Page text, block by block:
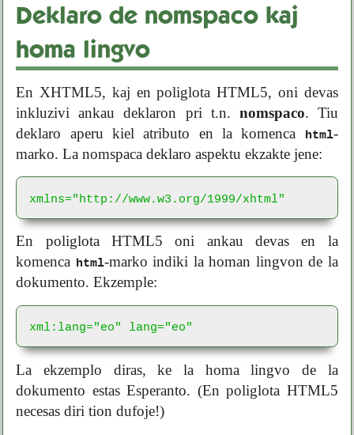
Deklaro de nomspaco kaj
homa lingvo
En XHTML5, kaj en poliglota HTML5, oni devas
inkluzivi ankau deklaron pri t.n. nomspaco. Tiu
deklaro aperu kiel atributo en la komenca
html-
marko. La nomspaca deklaro aspektu ekzakte jene:
xmlns="http://www.w3.org/1999/xhtml"
En poliglota HTML5 oni ankau devas en la
komenca html-marko indiki la homan lingvon de la
dokumento. Ekzemple:
xml:lang="eo" lang="eo"
La ekzemplo diras, ke la homa lingvo de la
dokumento estas Esperanto. (En poliglota HTML5
necesas diri tion dufoje!)